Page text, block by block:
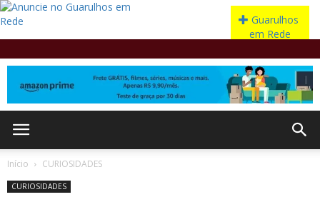
Início CURIOSIDADES
CURIOSIDADES